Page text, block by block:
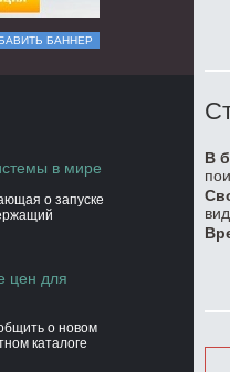
БАННЕР
в мире
о запуске
цен для
о новом
каталоге
В